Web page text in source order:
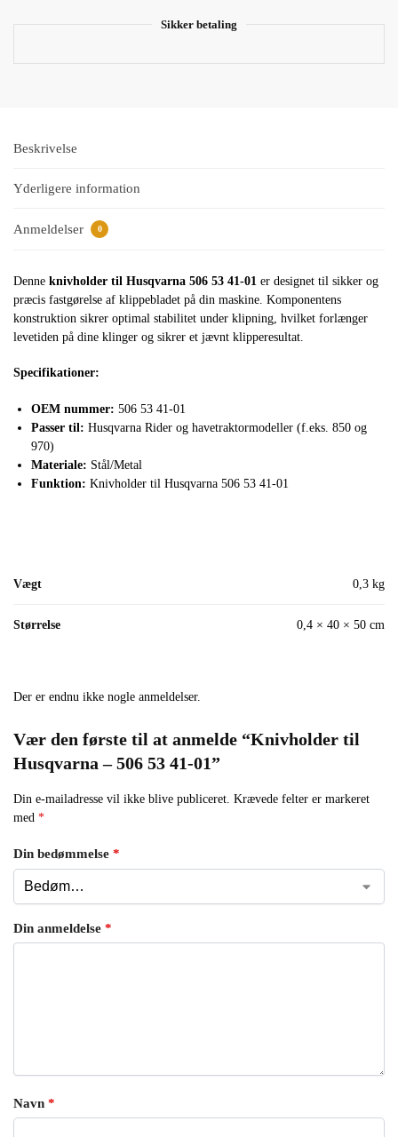
Sikker betaling
Beskrivelse
Yderligere information
Anmeldelser 0
Denne knivholder til Husqvarna 506 53 41-01 er designet til sikker og
præcis fastgørelse af klippebladet på din maskine. Komponentens
konstruktion sikrer optimal stabilitet under klipning, hvilket forlænger
levetiden på dine klinger og sikrer et jævnt klipperesultat.
Specifikationer:
OEM nummer: 506 53 41-01
Passer til: Husqvarna Rider og havetraktormodeller (f.eks. 850 og
970)
Materiale: Stål/Metal
Funktion: Knivholder til Husqvarna 506 53 41-01
Vægt 0,3 kg
Størrelse 0,4 × 40 × 50 cm
Der er endnu ikke nogle anmeldelser.
Vær den første til at anmelde “Knivholder til
Husqvarna – 506 53 41-01”
Din e-mailadresse vil ikke blive publiceret. Krævede felter er markeret
med *
Din bedømmelse *
Din anmeldelse *
Navn *